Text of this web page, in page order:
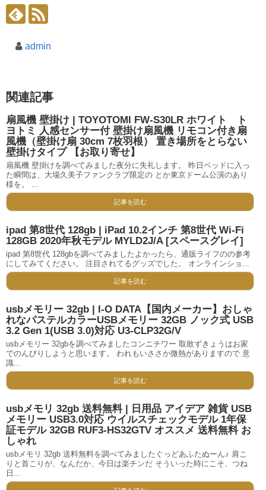
admin
関連記事
扇風機 壁掛け | TOYOTOMI FW-S30LR ホワイト ト
ヨトミ 人感センサー付 壁掛け扇風機 リモコン付き扇
風機（壁掛け扇 30cm 7枚羽根） 置き場所をとらない
壁掛けタイプ 【お取り寄せ】
扇風機 壁掛けを調べてみました夜分に失礼します。 昨日ベッドに入っ
た瞬間は、大場久美子ファンクラブ限定の とか東京ドーム公演のあり
様を。 ...
記事を読む
ipad 第8世代 128gb | iPad 10.2インチ 第8世代 Wi-Fi
128GB 2020年秋モデル MYLD2J/A [スペースグレイ]
ipad 第8世代 128gbを調べてみましたよかったら、通販ライフのの参考
にしてみてください。 注目されてるグッズでした。 オンラインショ...
記事を読む
usbメモリー 32gb | I-O DATA【国内メーカー】おしゃ
れなパステルカラーUSBメモリー 32GB ノック式 USB
3.2 Gen 1(USB 3.0)対応 U3-CLP32G/V
usbメモリー 32gbを調べてみましたコンニチワー 取敢ずきょうはお家
でのんびりしようと思います。 われもいささか微熱がありますので 意
識...
記事を読む
usbメモリ 32gb 送料無料 | 日用品 アイデア 雑貨 USB
メモリー USB3.0対応 ウイルスチェックモデル 1年保
証モデル 32GB RUF3-HS32GTV オススメ 送料無料 お
しゃれ
usbメモリ 32gb 送料無料を調べてみましたぐっどあふたぬーん♪ 肩こ
りと首こりが、なんだか、今日は楽チンだ そういった時にこそ、つね
日...